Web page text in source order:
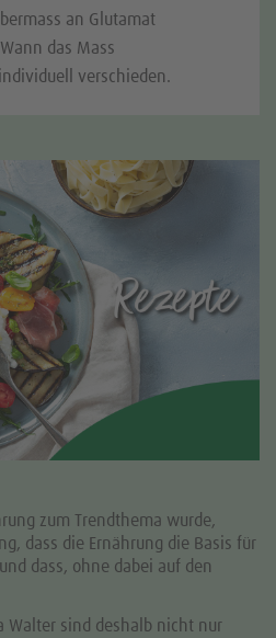
an Glutamat
das Mass
verschieden.
zum Trendthema wurde,
dass die Ernährung die Basis für
dass, ohne dabei auf den
Walter sind deshalb nicht nur